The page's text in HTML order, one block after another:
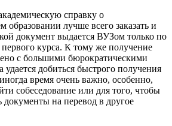
справку о
образовании лучше всего заказать и
документ выдается ВУЗом только по
курса. К тому же получение
с большими бюрократическими
добиться быстрого получения
время очень важно, особенно,
собеседование или для того, чтобы
документы на перевод в другое